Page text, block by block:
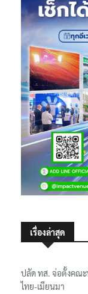
เรื่องล่าสุด
ปลัด ทส. จ่อตั้งคณ
ไทย-เมียนมา